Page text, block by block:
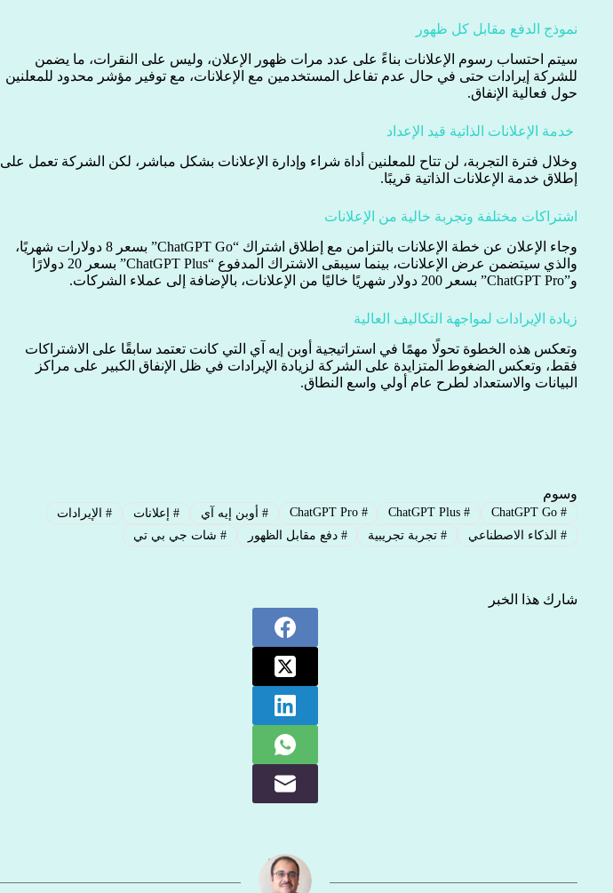
نموذج الدفع مقابل كل ظهور
سيتم احتساب رسوم الإعلانات بناءً على عدد مرات ظهور الإعلان، وليس على النقرات، ما يضمن
للشركة إيرادات حتى في حال عدم تفاعل المستخدمين مع الإعلانات، مع توفير مؤشر محدود للمعلنين
حول فعالية الإنفاق.
خدمة الإعلانات الذاتية قيد الإعداد
وخلال فترة التجربة، لن تتاح للمعلنين أداة شراء وإدارة الإعلانات بشكل مباشر، لكن الشركة تعمل على
إطلاق خدمة الإعلانات الذاتية قريبًا.
اشتراكات مختلفة وتجربة خالية من الإعلانات
وجاء الإعلان عن خطة الإعلانات بالتزامن مع إطلاق اشتراك “ChatGPT Go” بسعر 8 دولارات شهريًا،
والذي سيتضمن عرض الإعلانات، بينما سيبقى الاشتراك المدفوع “ChatGPT Plus” بسعر 20 دولارًا
و”ChatGPT Pro” بسعر 200 دولار شهريًا خاليًا من الإعلانات، بالإضافة إلى عملاء الشركات.
زيادة الإيرادات لمواجهة التكاليف العالية
وتعكس هذه الخطوة تحولًا مهمًا في استراتيجية أوبن إيه آي التي كانت تعتمد سابقًا على الاشتراكات
فقط، وتعكس الضغوط المتزايدة على الشركة لزيادة الإيرادات في ظل الإنفاق الكبير على مراكز
البيانات والاستعداد لطرح عام أولي واسع النطاق.
وسوم
#
ChatGPT Go
#
ChatGPT Plus
#
ChatGPT Pro
# أوبن إيه آي # إعلانات #الإيرادات
#الذكاء الاصطناعي #تجربة تجريبية # دفع مقابل الظهور # شات جي بي تي
شارك هذا الخبر